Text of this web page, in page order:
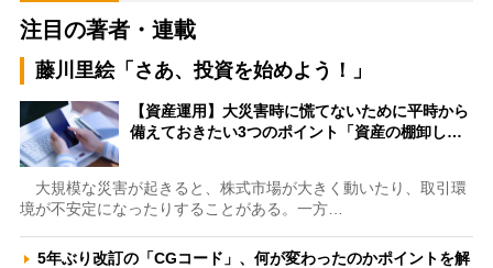
注目の著者・連載
藤川里絵「さあ、投資を始めよう！」
【資産運用】大災害時に慌てないために平時から
備えておきたい3つのポイント「資産の棚卸し…
大規模な災害が起きると、株式市場が大きく動いたり、取引環
境が不安定になったりすることがある。一方…
5年ぶり改訂の「CGコード」、何が変わったのかポイントを解